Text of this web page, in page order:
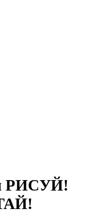
РИСУЙ!